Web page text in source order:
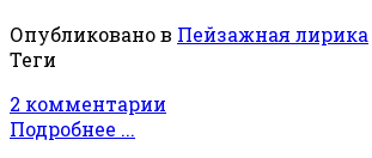
Опубликовано в Пейзажная лирика
Теги
2 комментарии
Подробнее ...